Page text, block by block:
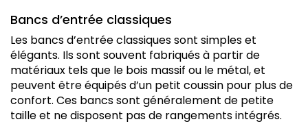
Bancs d’entrée classiques
Les bancs d’entrée classiques sont simples et
élégants. Ils sont souvent fabriqués à partir de
matériaux tels que le bois massif ou le métal, et
peuvent être équipés d’un petit coussin pour plus de
confort. Ces bancs sont généralement de petite
taille et ne disposent pas de rangements intégrés.